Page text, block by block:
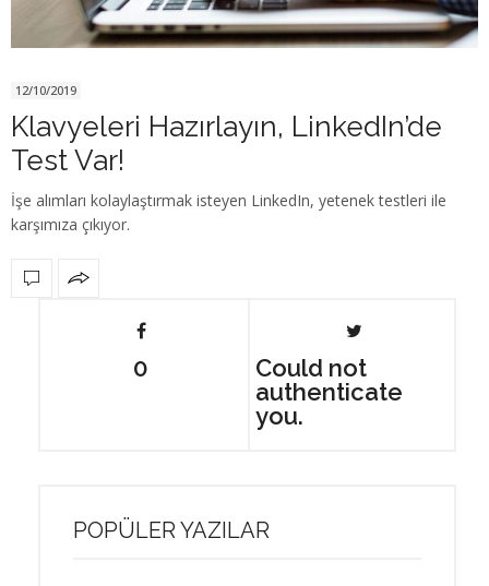
12/10/2019
Klavyeleri Hazırlayın, LinkedIn’de
Test Var!
İşe alımları kolaylaştırmak isteyen LinkedIn, yetenek testleri ile
karşımıza çıkıyor.
0
Could not
authenticate
you.
POPÜLER YAZILAR